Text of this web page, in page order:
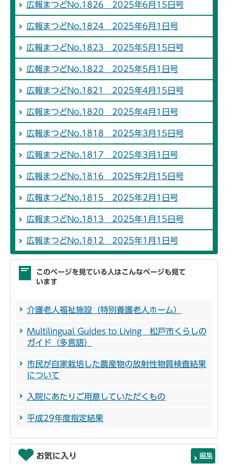
広報まつどNo.1826 2025年6月15日号
広報まつどNo.1824 2025年6月1日号
広報まつどNo.1823 2025年5月15日号
広報まつどNo.1822 2025年5月1日号
広報まつどNo.1821 2025年4月15日号
広報まつどNo.1820 2025年4月1日号
広報まつどNo.1818 2025年3月15日号
広報まつどNo.1817 2025年3月1日号
広報まつどNo.1816 2025年2月15日号
広報まつどNo.1815 2025年2月1日号
広報まつどNo.1813 2025年1月15日号
広報まつどNo.1812 2025年1月1日号
このページを見ている人はこんなページも見て
います
介護老人福祉施設（特別養護老人ホーム）
Multilingual Guides to Living 松戸市くらしの
ガイド（多言語）
市民が自家栽培した農産物の放射性物質検査結果
について
入院にあたりご用意していただくもの
平成29年度指定結果
お気に入り 編集